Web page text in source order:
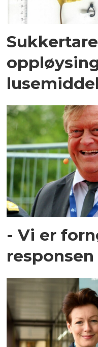
lusemiddel
- Vi er
responsen